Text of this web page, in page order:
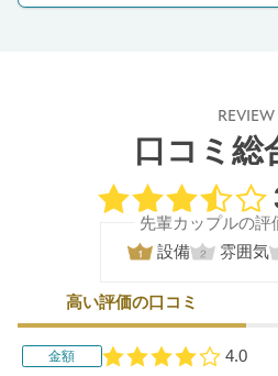
REVIEW
口コミ総
先輩カップルの評
設備
雰囲気
高い評価の口コミ
金額
口コミ
4.0